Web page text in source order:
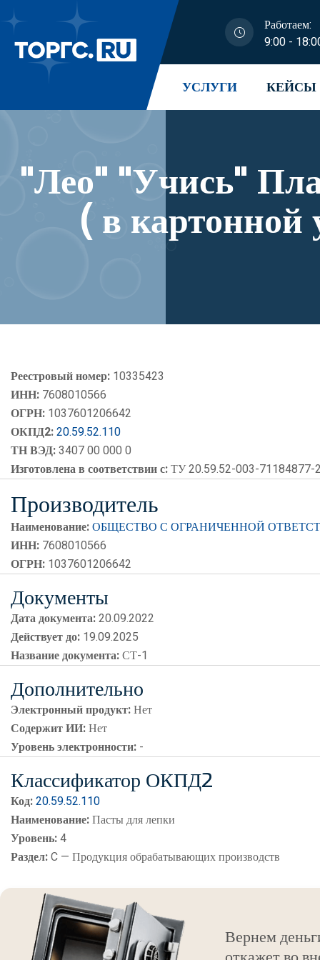
Работаем:
9:00 -
УСЛУГИ КЕЙСЫ
"Лео" "Учись"
( в картонной упаковке ) 6
Реестровый номер: 10335423
ИНН: 7608010566
ОГРН: 1037601206642
ОКПД2:20.59.52.110
ТН ВЭД:3407 00 000 0
Изготовлена в соответствии с:ТУ 20.59.52-003-71184877-
Производитель
Наименование:ОБЩЕСТВО С ОГРАНИЧЕННОЙ
ИНН: 7608010566
ОГРН: 1037601206642
Документы
Дата документа:20.09.2022
Действует до: 19.09.2025
Название документа:СТ-1
Дополнительно
Электронный продукт:Нет
Содержит ИИ:Нет
Уровень электронности: -
Классификатор ОКПД2
Код:20.59.52.110
Наименование:Пасты для лепки
Уровень:4
Раздел:C — Продукция обрабатывающих производств
Вернем